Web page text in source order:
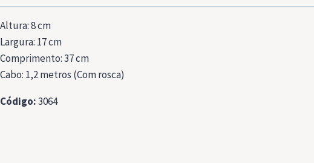
Altura: 8 cm
Largura: 17 cm
Comprimento: 37 cm
Cabo: 1,2 metros (Com rosca)
Código:3064